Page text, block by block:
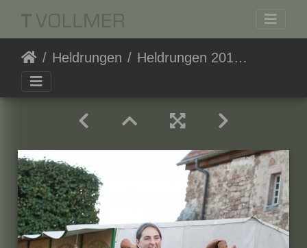
Heldrungen Heldrungen 20150927-174939 8628